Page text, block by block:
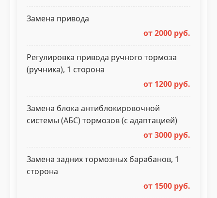
Замена привода
от 2000 руб.
Регулировка привода ручного тормоза
(ручника), 1 сторона
от 1200 руб.
Замена блока антиблокировочной
системы (АБС) тормозов (с адаптацией)
от 3000 руб.
Замена задних тормозных барабанов, 1
сторона
от 1500 руб.